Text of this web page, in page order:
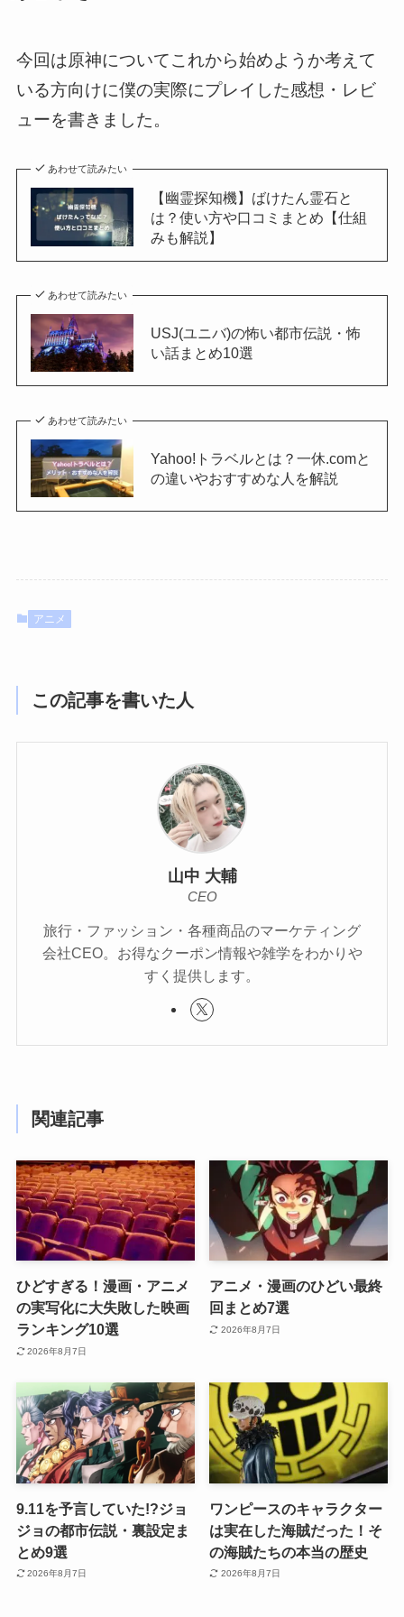
今回は原神についてこれから始めようか考えて
いる方向けに僕の実際にプレイした感想・レビ
ューを書きました。
あわせて読みたい
【幽霊探知機】ばけたん霊石と
は？使い方や口コミまとめ【仕組
みも解説】
あわせて読みたい
USJ(ユニバ)の怖い都市伝説・怖
い話まとめ10選
あわせて読みたい
Yahoo!トラベルとは？一休.comと
の違いやおすすめな人を解説
アニメ
この記事を書いた人
山中 大輔
CEO
旅行・ファッション・各種商品のマーケティング
会社CEO。お得なクーポン情報や雑学をわかりや
すく提供します。
関連記事
ひどすぎる！漫画・アニメ
の実写化に大失敗した映画
ランキング10選
2026年8月7日
アニメ・漫画のひどい最終
回まとめ7選
2026年8月7日
9.11を予言していた!?ジョ
ジョの都市伝説・裏設定ま
とめ9選
2026年8月7日
ワンピースのキャラクター
は実在した海賊だった！そ
の海賊たちの本当の歴史
2026年8月7日